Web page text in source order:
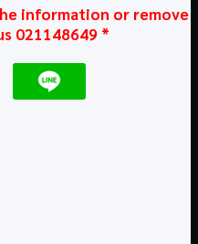
information or remove
021148649 *